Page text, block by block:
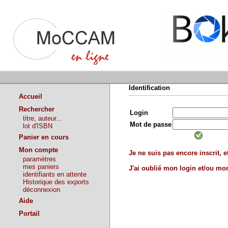
Accueil
Rechercher
titre, auteur...
lot d'ISBN
Panier en cours
Mon compte
paramètres
mes paniers
identifiants en attente
Historique des exports
déconnexion
Aide
Portail
Identification
Login
Mot de passe
Je ne suis pas encore inscrit,
J'ai oublié mon login et/ou